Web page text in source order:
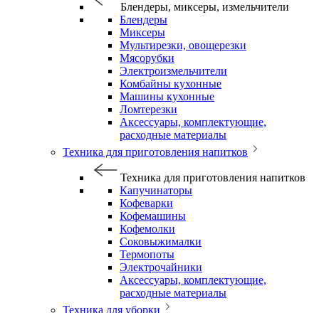
Блендеры, миксеры, измельчители
Блендеры
Миксеры
Мультирезки, овощерезки
Мясорубки
Электроизмельчители
Комбайны кухонные
Машины кухонные
Ломтерезки
Аксессуары, комплектующие,
расходные материалы
Техника для приготовления напитков
Техника для приготовления напитков
Капучинаторы
Кофеварки
Кофемашины
Кофемолки
Соковыжималки
Термопоты
Электрочайники
Аксессуары, комплектующие,
расходные материалы
Техника для уборки